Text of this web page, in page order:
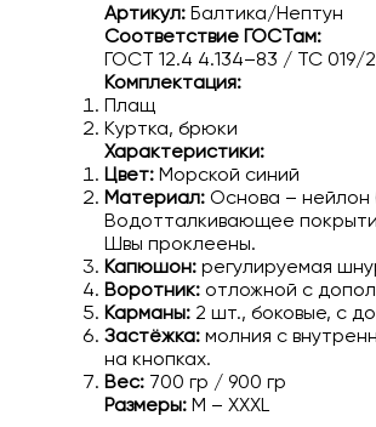
Артикул: Балтика/Нептун
Соответствие ГОСТам:
ГОСТ 12.4 4.134–83 / ТС 019/
Комплектация:
Плащ
Куртка, брюки
Характеристики:
Цвет: Морской синий
Материал: Основа – нейлон
Водотталкивающее
Швы проклеены.
Капюшон: регулируемая
Воротник: отложной с
Карманы: 2 шт., боковые, с
Застёжка: молния с
на кнопках.
Вес: 700 гр / 900 гр
Размеры: M – XXXL